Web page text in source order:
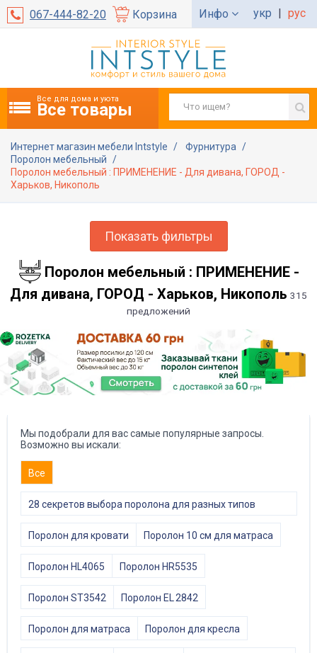
067-444-82-20 Корзина Инфо укр | рус
Все для дома и уюта
Все товары
Интернет магазин мебели Intstyle
Фурнитура
Поролон мебельный
Поролон мебельный : ПРИМЕНЕНИЕ - Для дивана, ГОРОД -
Харьков, Никополь
Показать фильтры
Поролон мебельный : ПРИМЕНЕНИЕ -
Для дивана, ГОРОД - Харьков, Никополь 315
предложений
Мы подобрали для вас самые популярные запросы.
Возможно вы искали:
Все
28 секретов выбора поролона для разных типов
Поролон для кровати Поролон 10 см для матраса
Поролон HL4065 Поролон HR5535
Поролон ST3542 Поролон EL 2842
Поролон для матраса Поролон для кресла